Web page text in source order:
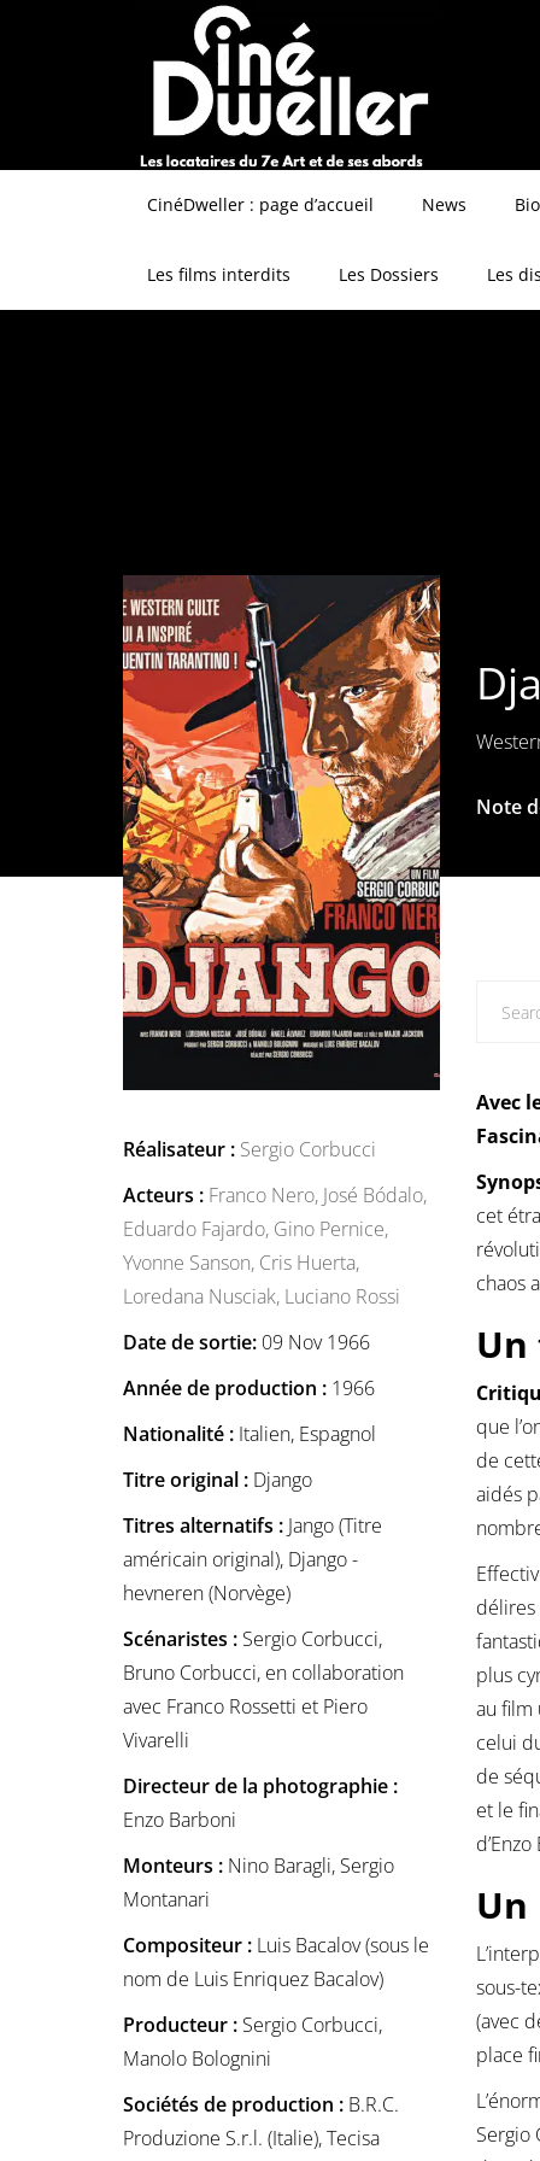
CinéDweller : page d’accueil News
Les films interdits Les Dossiers Les
Note
Réalisateur : Sergio Corbucci
Acteurs : Franco Nero, José Bódalo,
Eduardo Fajardo, Gino Pernice,
Yvonne Sanson, Cris Huerta,
Loredana Nusciak, Luciano Rossi
Date de sortie: 09 Nov 1966
Année de production : 1966
Nationalité : Italien, Espagnol
Titre original : Django
Titres alternatifs : Jango (Titre
américain original), Django -
hevneren (Norvège)
Scénaristes : Sergio Corbucci,
Bruno Corbucci, en collaboration
avec Franco Rossetti et Piero
Vivarelli
Directeur de la photographie :
Enzo Barboni
Monteurs : Nino Baragli, Sergio
Montanari
Compositeur : Luis Bacalov (sous le
nom de Luis Enriquez Bacalov)
Producteur : Sergio Corbucci,
Manolo Bolognini
Sociétés de production : B.R.C.
Produzione S.r.l. (Italie), Tecisa
Avec
cet
chaos
que
de
aidés
délires
plus
au film
celui
de
et le
sous-
(avec
place
Sergio